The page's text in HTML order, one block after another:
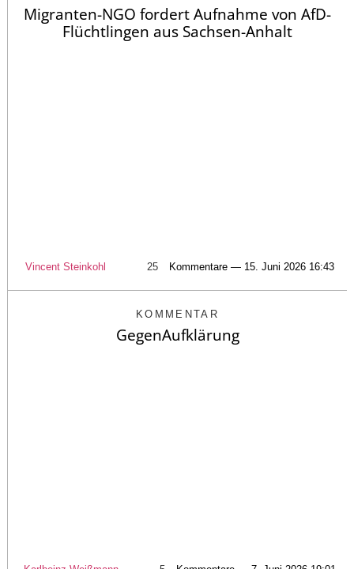
Migranten-NGO fordert Aufnahme von AfD-
Flüchtlingen aus Sachsen-Anhalt
Vincent Steinkohl 25 Kommentare — 15. Juni 2026 16:43
KOMMENTAR
GegenAufklärung